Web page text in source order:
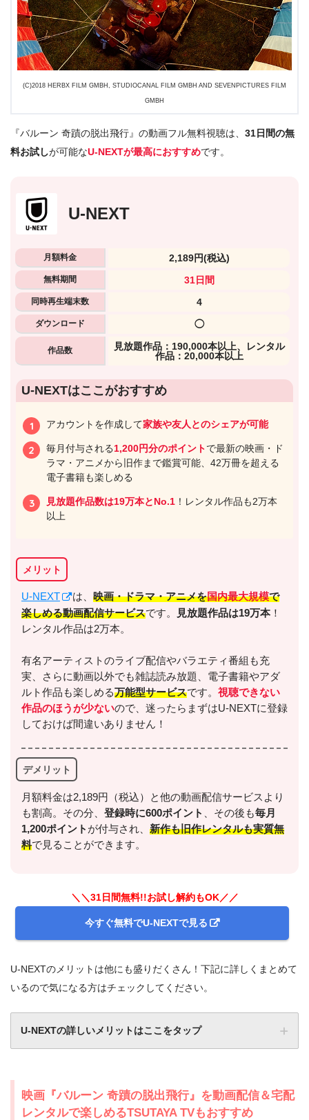
(C)2018 HERBX FILM GMBH, STUDIOCANAL FILM GMBH AND SEVENPICTURES FILM
GMBH
『バルーン 奇蹟の脱出飛行』の動画フル無料視聴は、 31日間の無
料お試しが可能なU-NEXTが最高におすすめです。
U-NEXT
月額料金 2,189円(税込)
無料期間 31日間
同時再生端末数 4
ダウンロード ◯
作品数
⾒放題作品：190,000本以上、レンタル
作品：20,000本以上
U-NEXTはここがおすすめ
アカウントを作成して家族や友人とのシェアが可能
毎月付与される1,200円分のポイントで最新の映画・ド
ラマ・アニメから旧作まで鑑賞可能、42万冊を超える
電子書籍も楽しめる
見放題作品数は19万本とNo.1 ！レンタル作品も2万本
以上
メリット
U-NEXT は、 映画・ドラマ・アニメを国内最大規模で
楽しめる動画配信サービスです。 見放題作品は19万本 ！
レンタル作品は2万本。
有名アーティストのライブ配信やバラエティ番組も充
実、さらに動画以外でも雑誌読み放題、電子書籍やアダ
ルト作品も楽しめる万能型サービスです。 視聴できない
作品のほうが少ないので、迷ったらまずはU-NEXTに登録
しておけば間違いありません！
デメリット
月額料金は2,189円（税込）と他の動画配信サービスより
も割高。その分、 登録時に600ポイント 、その後も毎月
1,200ポイント が付与され、 新作も旧作レンタルも実質無
料で見ることができます。
＼＼31日間無料!!お試し解約もOK／／
今すぐ無料でU-NEXTで見る
U-NEXTのメリットは他にも盛りだくさん！下記に詳しくまとめて
いるので気になる方はチェックしてください。
U-NEXTの詳しいメリットはここをタップ
映画『バルーン 奇蹟の脱出飛行』を動画配信＆宅配
レンタルで楽しめるTSUTAYA TVもおすすめ